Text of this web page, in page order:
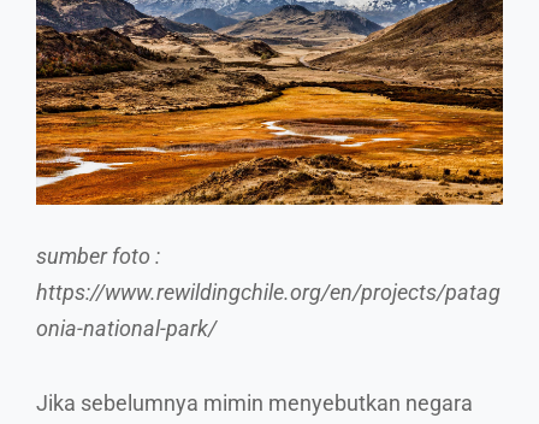
sumber foto :
https://www.rewildingchile.org/en/projects/patag
onia-national-park/
Jika sebelumnya mimin menyebutkan negara